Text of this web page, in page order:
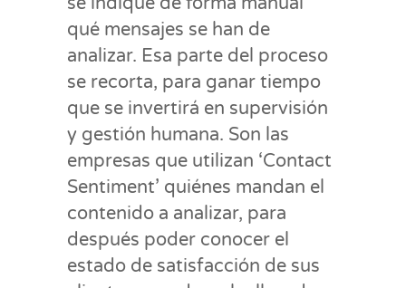
qué mensajes se han de
analizar. Esa parte del proceso
se recorta, para ganar tiempo
que se invertirá en supervisión
y gestión humana. Son las
empresas que utilizan ‘Contact
Sentiment’ quiénes mandan el
contenido a analizar, para
después poder conocer el
estado de satisfacción de sus